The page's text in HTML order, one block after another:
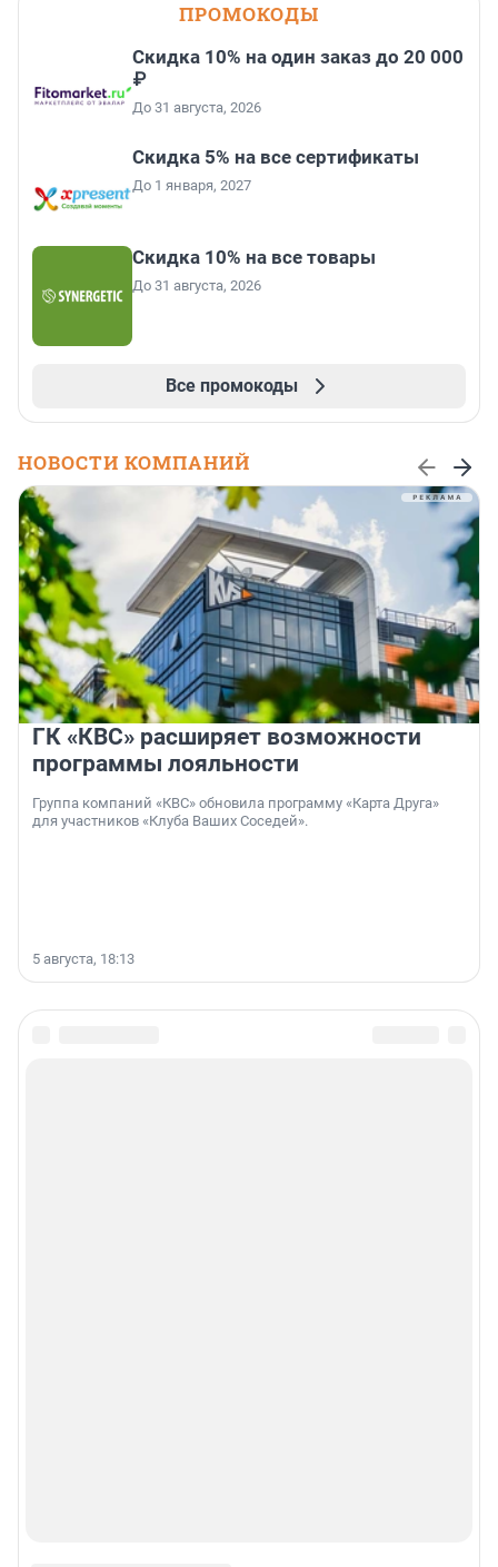
ПРОМОКОДЫ
Скидка 10% на один заказ до 20 000
₽
До 31 августа, 2026
Скидка 5% на все сертификаты
До 1 января, 2027
Скидка 10% на все товары
До 31 августа, 2026
Все промокоды
НОВОСТИ КОМПАНИЙ
ГК «КВС» расширяет возможности
программы лояльности
Группа компаний «КВС» обновила программу «Карта Друга»
для участников «Клуба Ваших Соседей».
5 августа, 18:13